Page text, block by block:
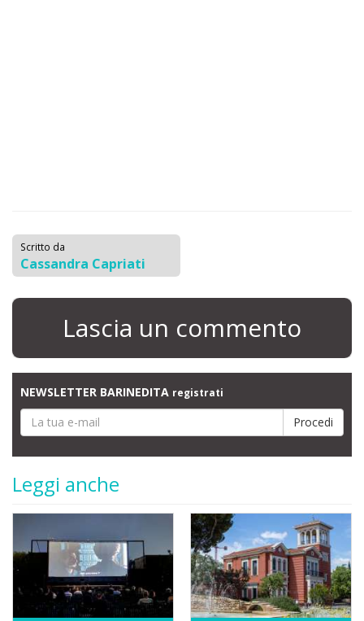
Scritto da
Cassandra Capriati
Lascia un commento
NEWSLETTER BARINEDITA registrati
Leggi anche